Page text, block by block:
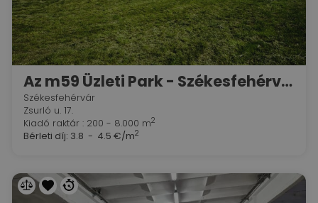
Az m59 Üzleti Park - Székesfehérváron
Székesfehérvár
Zsurló u. 17.
Kiadó raktár : 200 - 8.000 m2
Bérleti díj: 3.8 - 4.5 €/m2